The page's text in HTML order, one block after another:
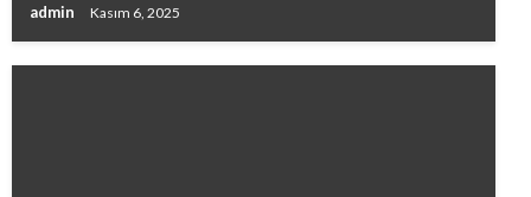
admin Kasım 6, 2025